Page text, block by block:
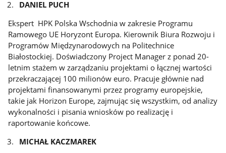
DANIEL PUCH
Ekspert HPK Polska Wschodnia w zakresie Programu
Ramowego UE Horyzont Europa. Kierownik Biura Rozwoju i
Programów Międzynarodowych na Politechnice
Białostockiej. Doświadczony Project Manager z ponad 20-
letnim stażem w zarządzaniu projektami o łącznej wartości
przekraczającej 100 milionów euro. Pracuje głównie nad
projektami finansowanymi przez programy europejskie,
takie jak Horizon Europe, zajmując się wszystkim, od analizy
wykonalności i pisania wniosków po realizację i
raportowanie końcowe.
MICHAŁ KACZMAREK